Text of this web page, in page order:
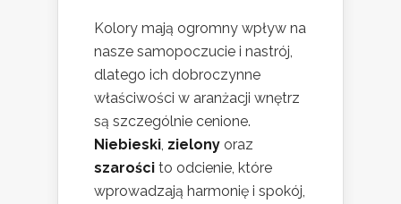
Kolory mają ogromny wpływ na
nasze samopoczucie i nastrój,
dlatego ich dobroczynne
właściwości w aranżacji wnętrz
są szczególnie cenione.
Niebieski, zielony oraz
szarości to odcienie, które
wprowadzają harmonię i spokój,